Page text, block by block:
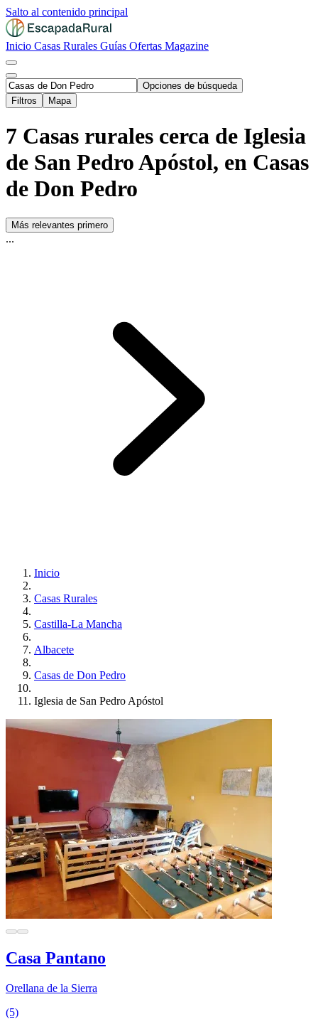
Salto al contenido principal
Inicio Casas Rurales Guías Ofertas Magazine
Opciones de búsqueda
Filtros
Mapa
7 Casas rurales cerca de Iglesia
de San Pedro Apóstol, en Casas
de Don Pedro
Más relevantes primero
...
Inicio
Casas Rurales
Castilla-La Mancha
Albacete
Casas de Don Pedro
Iglesia de San Pedro Apóstol
Casa Pantano
Orellana de la Sierra
(5)